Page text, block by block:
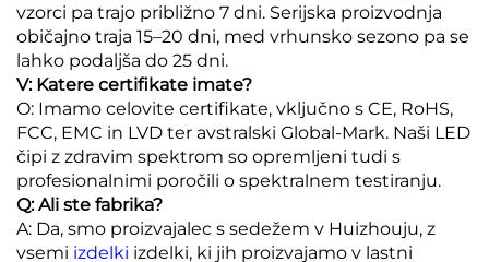
vzorci pa trajo približno 7 dni. Serijska proizvodnja
običajno traja 15–20 dni, med vrhunsko sezono pa se
lahko podaljša do 25 dni.
V: Katere certifikate imate?
O: Imamo celovite certifikate, vključno s CE, RoHS,
FCC, EMC in LVD ter avstralski Global-Mark. Naši LED
čipi z zdravim spektrom so opremljeni tudi s
profesionalnimi poročili o spektralnem testiranju.
Q: Ali ste fabrika?
A: Da, smo proizvajalec s sedežem v Huizhouju, z
vsemi izdelki izdelki, ki jih proizvajamo v lastni